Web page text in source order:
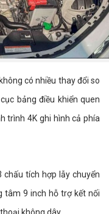
có nhiều thay đổi so
bảng điều khiển quen
trình 4K ghi hình cả phía
chấu tích hợp lẫy chuyển
tâm 9 inch hỗ trợ kết nối
không dây.